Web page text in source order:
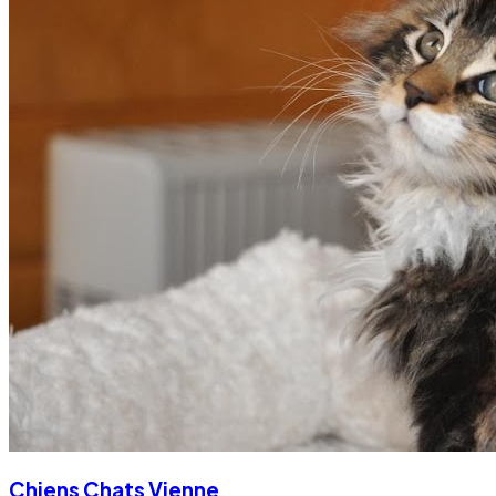
Chiens Chats Vienne